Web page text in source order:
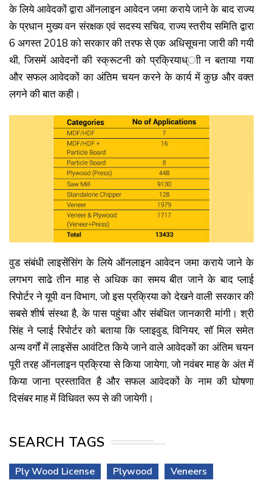
के लिये आवेदकों द्वारा ऑनलाइन आवेदन जमा कराये जाने के बाद राज्य
के प्रधान मुख्य वन संरक्षक एवं सदस्य सचिव, राज्य स्तरीय समिति द्वारा
6 अगस्त 2018 को सरकार की तरफ से एक अधिसूचना जारी की गयी
थी, जिसमें आवेदनों की स्क्रूटनी को प्रक्रियाध्ाी न बताया गया
और सफल आवेदकों का अंतिम चयन करने के कार्य में कुछ और वक्त
लगने की बात कही।
वुड संबंधी लाइसेंसिंग के लिये ऑनलाइन आवेदन जमा कराये जाने के
लगभग साढे तीन माह से अधिक का समय बीत जाने के बाद प्लाई
रिपोर्टर ने यूपी वन विभाग, जो इस प्रक्रिया को देखने वाली सरकार की
सबसे शीर्ष संस्था है, के पास पहुंचा और संबंधित जानकारी मांगी। श्री
सिंह ने प्लाई रिपोर्टर को बताया कि प्लाइवुड, विनियर, सॉ मिल समेत
अन्य वर्गों में लाइसेंस आवंटित किये जाने वाले आवेदकों का अंतिम चयन
पूरी तरह ऑनलाइन प्रक्रिया से किया जायेगा, जो नवंबर माह के अंत में
किया जाना प्रस्तावित है और सफल आवेदकों के नाम की घोषणा
दिसंबर माह में विधिवत रूप से की जायेगी।
SEARCH TAGS
Ply Wood License Plywood
Veneers